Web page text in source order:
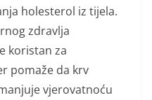
holesterol iz tijela.
zdravlja
koristan za
pomaže da krv
vjerovatnoću